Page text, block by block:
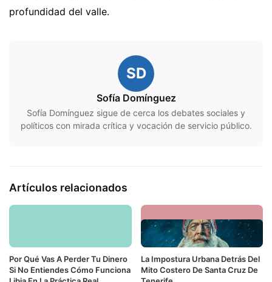
profundidad del valle.
SD
Sofía Domínguez
Sofía Domínguez sigue de cerca los debates sociales y
políticos con mirada crítica y vocación de servicio público.
Artículos relacionados
Por Qué Vas A Perder Tu Dinero
Si No Entiendes Cómo Funciona
La Impostura Urbana Detrás Del
Mito Costero De Santa Cruz De